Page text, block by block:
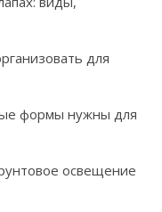
для
формы нужны для
освещение